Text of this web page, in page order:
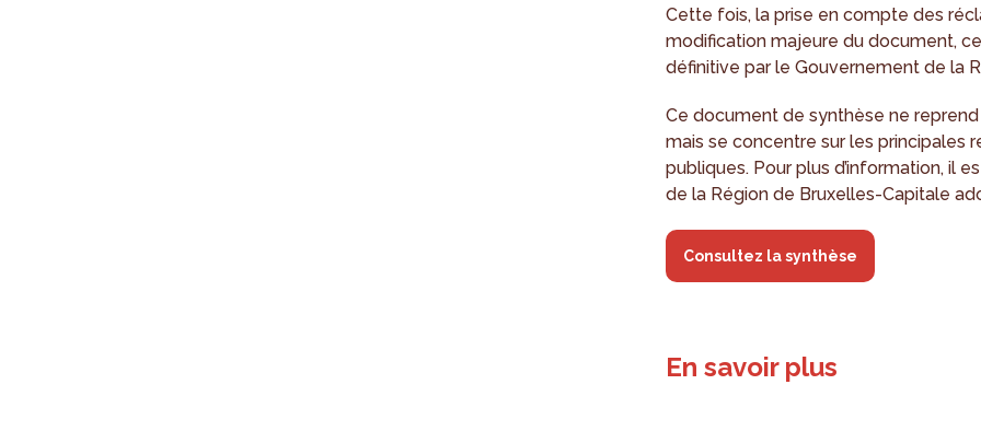
Cette fois, la prise en compte des
modification majeure du document,
définitive par le Gouvernement de la
Ce document de synthèse ne
mais se concentre sur les principales
publiques. Pour plus d’information, il
de la Région de Bruxelles-Capitale
Consultez la synthèse
En savoir plus